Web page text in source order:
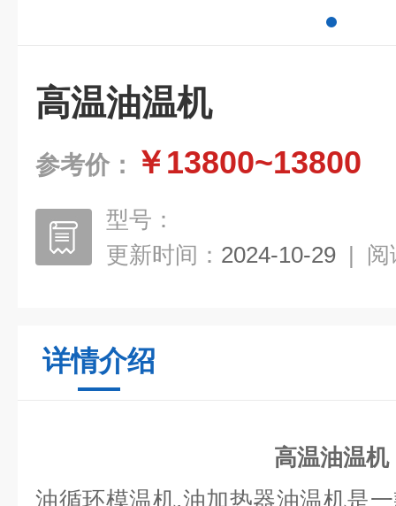
高温油温机
参考价： ￥13800~13800
型号：
更新时间： 2024-10-29 | 阅
详情介绍
高温油温机
油循环模温机,油加热器油温机是